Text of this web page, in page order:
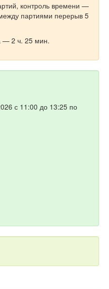
контроль времени —
партиями перерыв 5
— 2 ч. 25 мин.
с 11:00 до 13:25 по